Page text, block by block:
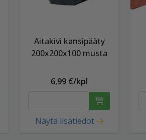
Aitakivi kansipääty
200x200x100 musta
6,99 €/kpl
Näytä lisätiedot